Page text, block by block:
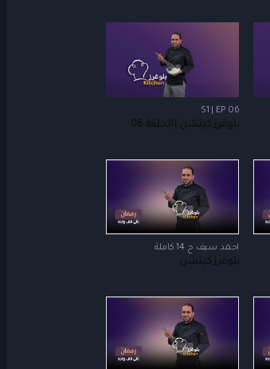
S1 | EP 06
بلوغرز كيتشن | الحلقة 06
احمد سيف ح 14 كاملة
بلوغرز كيتشن